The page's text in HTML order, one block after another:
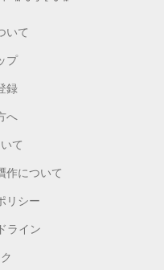
いて
プ
録
へ
て
作について
リシー
ライン